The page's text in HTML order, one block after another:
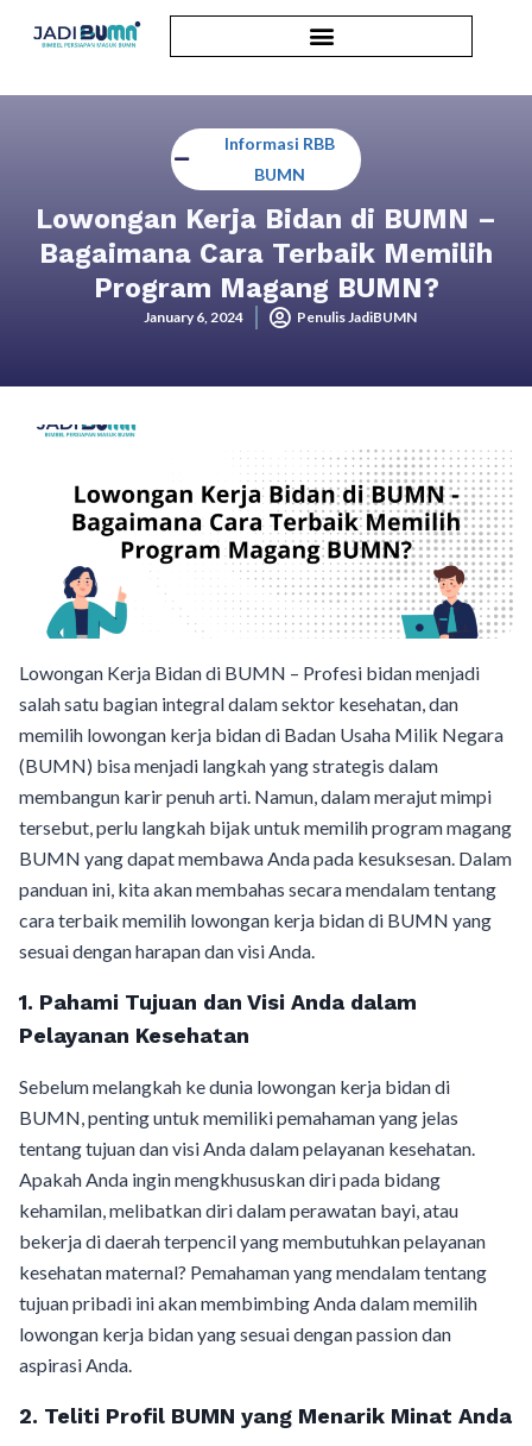
Informasi RBB
BUMN
Lowongan Kerja Bidan di BUMN –
Bagaimana Cara Terbaik Memilih
Program Magang BUMN?
January 6, 2024 Penulis JadiBUMN
Lowongan Kerja Bidan di BUMN – Profesi bidan menjadi
salah satu bagian integral dalam sektor kesehatan, dan
memilih lowongan kerja bidan di Badan Usaha Milik Negara
(BUMN) bisa menjadi langkah yang strategis dalam
membangun karir penuh arti. Namun, dalam merajut mimpi
tersebut, perlu langkah bijak untuk memilih program magang
BUMN yang dapat membawa Anda pada kesuksesan. Dalam
panduan ini, kita akan membahas secara mendalam tentang
cara terbaik memilih lowongan kerja bidan di BUMN yang
sesuai dengan harapan dan visi Anda.
1. Pahami Tujuan dan Visi Anda dalam
Pelayanan Kesehatan
Sebelum melangkah ke dunia lowongan kerja bidan di
BUMN, penting untuk memiliki pemahaman yang jelas
tentang tujuan dan visi Anda dalam pelayanan kesehatan.
Apakah Anda ingin mengkhususkan diri pada bidang
kehamilan, melibatkan diri dalam perawatan bayi, atau
bekerja di daerah terpencil yang membutuhkan pelayanan
kesehatan maternal? Pemahaman yang mendalam tentang
tujuan pribadi ini akan membimbing Anda dalam memilih
lowongan kerja bidan yang sesuai dengan passion dan
aspirasi Anda.
2. Teliti Profil BUMN yang Menarik Minat Anda